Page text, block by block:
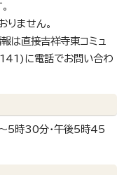
ません。
は直接吉祥寺東コミュ
に電話でお問い合わ
5時30分・午後5時45